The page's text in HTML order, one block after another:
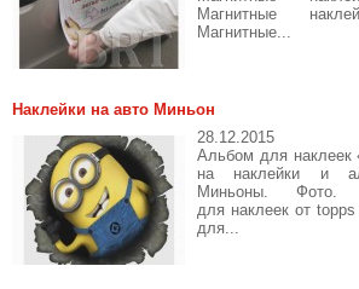
Магнитные
Магнитные...
Наклейки на авто Миньон
28.12.2015
Альбом для
на наклейки и
Миньоны. Фото.
для наклеек от
для...